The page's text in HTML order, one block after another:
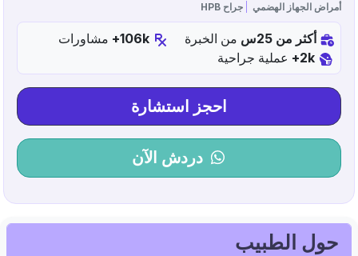
أمراض الجهاز الهضمي جراح HPB
أكثر من 25س من الخبرة 106k+
مشاورات
2k+
عملية جراحية
احجز استشارة
دردش الآن
حول الطبيب